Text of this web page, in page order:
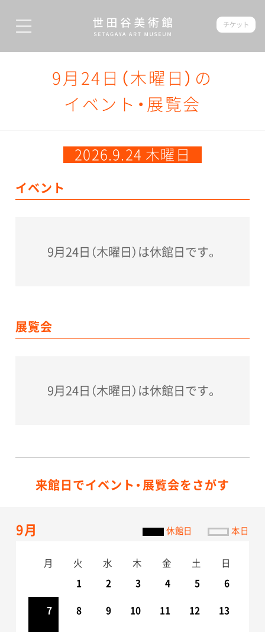
チケット
9月24日（木曜日）の
イベント・展覧会
2026.9.24 木曜日
イベント
9月24日（木曜日）は休館日です。
展覧会
9月24日（木曜日）は休館日です。
来館日でイベント・展覧会をさがす
月 火 水 木 金 土 日
1 2
3 4 5 6 7 8 9
9月 休館日 本日
月 火 水 木 金 土 日
1 2 3 4 5 6
7 8 9 10 11 12 13